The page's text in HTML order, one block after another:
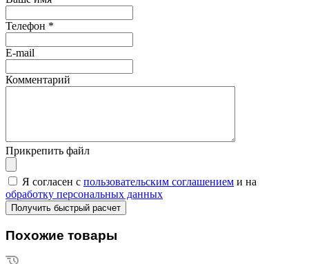
Телефон *
E-mail
Комментарий
Прикрепить файл
Я согласен с пользовательским соглашением и на
обработку персональных данных
Похожие товары